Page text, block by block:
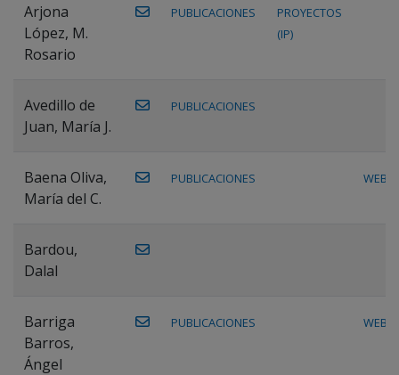
Arjona
López, M.
Rosario
PUBLICACIONES
PROYECTOS
(IP)
Avedillo de
Juan, María J.
PUBLICACIONES
Baena Oliva,
María del C.
PUBLICACIONES WEB
Bardou,
Dalal
Barriga
Barros,
Ángel
PUBLICACIONES WEB